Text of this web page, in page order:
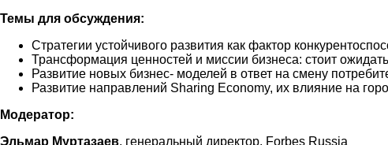
Темы для обсуждения:
Стратегии устойчивого развития как фактор
Трансформация ценностей и миссии бизнеса: стоит
Развитие новых бизнес- моделей в ответ на смену
Развитие направлений Sharing Economy, их влияние на
Модератор:
Эльмар Муртазаев, генеральный директор, Forbes Russia